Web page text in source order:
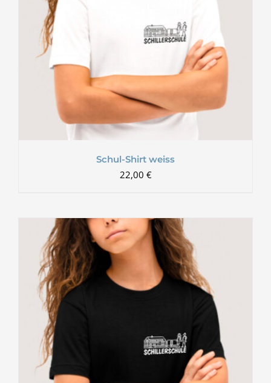
Schul-Shirt weiss
22,00 €